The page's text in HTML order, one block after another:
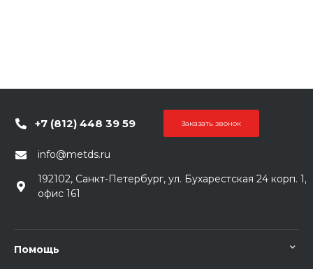
+7 (812) 448 39 59 Заказать звонок
info@metds.ru
192102, Санкт-Петербург, ул. Бухарестская 24 корп. 1,
офис 161
Помощь